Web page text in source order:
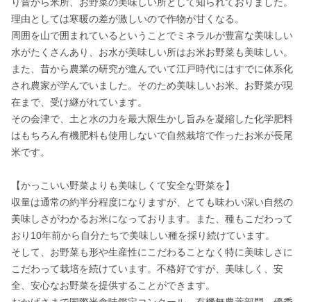
理由としては寒暖の差が激しいので作物が甘くなる。
周囲を山で囲まれているということでミネラルが豊富な美味しい
水がたくさんあり、お水が美味しい所はお米お野菜も美味しい。
また、昔から農業の研究が進んでいて江戸時代にはすでに体系化
され農家が学んでいました。そのため美味しいお米、お野菜が現
在まで、受け継がれています。
その会津で、土と水の力を最大限生かし旨みを凝縮した化学肥料
はもちろん有機肥料も使用しないで自然栽培で作ったお米が長尾
米です。
【かっこいい野菜よりも美味しくて安全な野菜を】
収量は通常の約半分程度になりますが、とても味わい深い自然の
美味しさがわかるお米になっております。また、種もこだわって
おり10年前から自分たちで美味しい種を採り続けています。
そして、お野菜も形や生産性にこだわることなく特に美味しさに
こだわって栽培を続けています。不格好ですが、美味しく、安
全、安心なお野菜を提供することができます。